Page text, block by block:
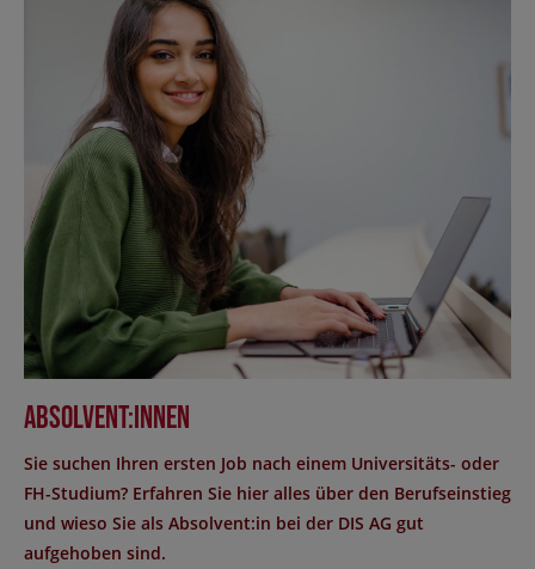
Absolvent:innen
Sie suchen Ihren ersten Job nach einem Universitäts- oder
FH-Studium? Erfahren Sie hier alles über den Berufseinstieg
und wieso Sie als Absolvent:in bei der DIS AG gut
aufgehoben sind.